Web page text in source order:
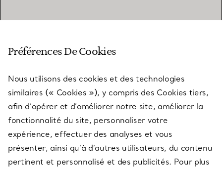
SERVICES
À PROPOS
QUESTIONS LÉGALES
Préférences De Cookies
Nous utilisons des cookies et des technologies
similaires (« Cookies »), y compris des Cookies tiers,
afin d’opérer et d’améliorer notre site, améliorer la
fonctionnalité du site, personnaliser votre
expérience, effectuer des analyses et vous
présenter, ainsi qu’à d’autres utilisateurs, du contenu
pertinent et personnalisé et des publicités. Pour plus